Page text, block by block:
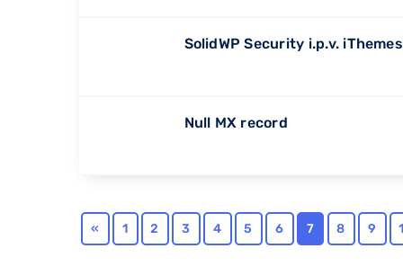
SolidWP Security i.p.v.
Null MX record
« 1 2 3 4 5 6 7 8 9